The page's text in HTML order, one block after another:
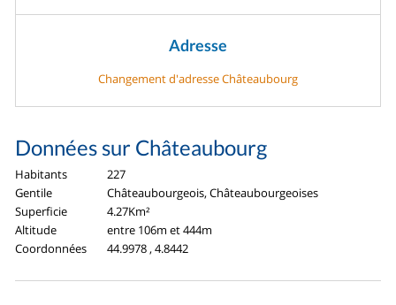
Adresse
Changement d'adresse Châteaubourg
Données sur Châteaubourg
Habitants
227
Gentile
Châteaubourgeois, Châteaubourgeoises
Superficie
4.27Km²
Altitude
entre 106m et 444m
Coordonnées
44.9978 , 4.8442